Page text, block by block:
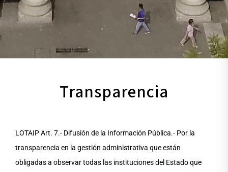
Transparencia
LOTAIP Art. 7.- Difusión de la Información Pública.- Por la
transparencia en la gestión administrativa que están
obligadas a observar todas las instituciones del Estado que